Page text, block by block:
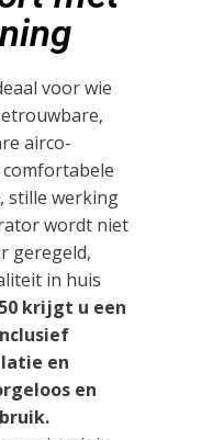
voor wie
airco-
stille werking
wordt niet
geregeld,
in huis
krijgt u een
en
en